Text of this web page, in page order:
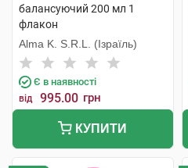
балансуючий 200 мл 1
флакон
Alma K. S.R.L. (Ізраїль)
Є в наявності
від 995.00 грн
КУПИТИ